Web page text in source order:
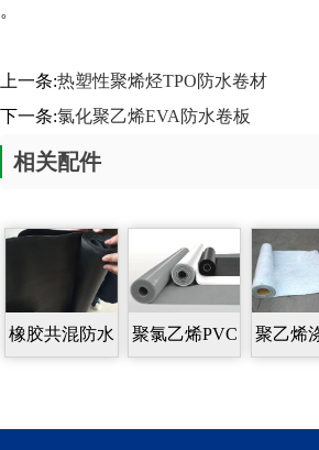
。
上一条:热塑性聚烯烃TPO防水卷材
下一条:氯化聚乙烯EVA防水卷板
相关配件
橡胶共混防水
聚氯乙烯PVC
聚乙烯